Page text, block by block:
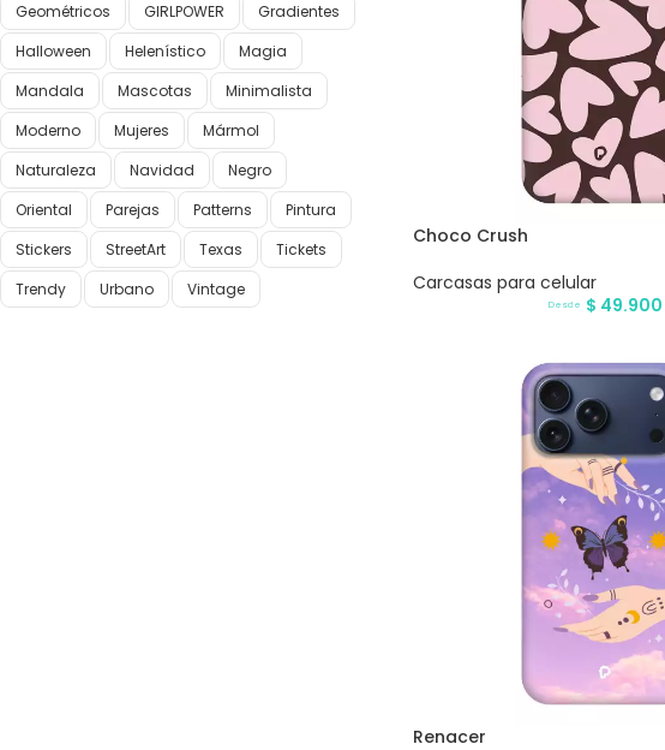
Geométricos
GIRLPOWER
Gradientes
Halloween
Helenístico
Magia
Mandala
Mascotas
Minimalista
Moderno
Mujeres
Mármol
Naturaleza
Navidad
Negro
Oriental
Parejas Patterns
Pintura
Stickers
StreetArt Texas
Tickets
Trendy
Urbano Vintage
Choco Crush
Carcasas para celular
Desde $ 49.900
Renacer